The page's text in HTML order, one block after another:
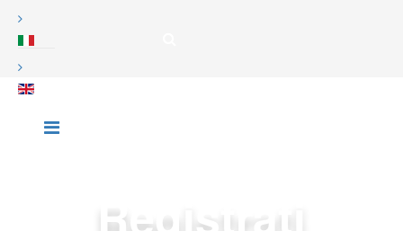
Registrati